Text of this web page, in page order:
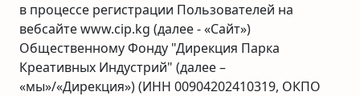
в процессе регистрации Пользователей на
вебсайте www.cip.kg (далее - «Сайт»)
Общественному Фонду "Дирекция Парка
Креативных Индустрий" (далее –
«мы»/«Дирекция») (ИНН 00904202410319, ОКПО